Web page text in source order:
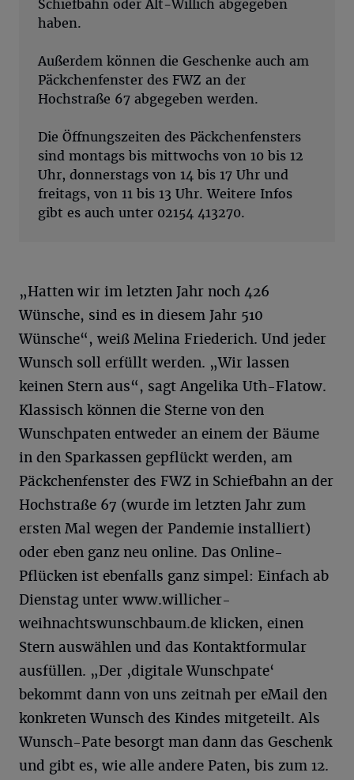
Schiefbahn oder Alt-Willich abgegeben
haben.
Außerdem können die Geschenke auch am
Päckchenfenster des FWZ an der
Hochstraße 67 abgegeben werden.
Die Öffnungszeiten des Päckchenfensters
sind montags bis mittwochs von 10 bis 12
Uhr, donnerstags von 14 bis 17 Uhr und
freitags, von 11 bis 13 Uhr. Weitere Infos
gibt es auch unter 02154 413270.
„Hatten wir im letzten Jahr noch 426
Wünsche, sind es in diesem Jahr 510
Wünsche“, weiß Melina Friederich. Und jeder
Wunsch soll erfüllt werden. „Wir lassen
keinen Stern aus“, sagt Angelika Uth-Flatow.
Klassisch können die Sterne von den
Wunschpaten entweder an einem der Bäume
in den Sparkassen gepflückt werden, am
Päckchenfenster des FWZ in Schiefbahn an der
Hochstraße 67 (wurde im letzten Jahr zum
ersten Mal wegen der Pandemie installiert)
oder eben ganz neu online. Das Online-
Pflücken ist ebenfalls ganz simpel: Einfach ab
Dienstag unter www.willicher-
weihnachtswunschbaum.de klicken, einen
Stern auswählen und das Kontaktformular
ausfüllen. „Der ‚digitale Wunschpate‘
bekommt dann von uns zeitnah per eMail den
konkreten Wunsch des Kindes mitgeteilt. Als
Wunsch-Pate besorgt man dann das Geschenk
und gibt es, wie alle andere Paten, bis zum 12.